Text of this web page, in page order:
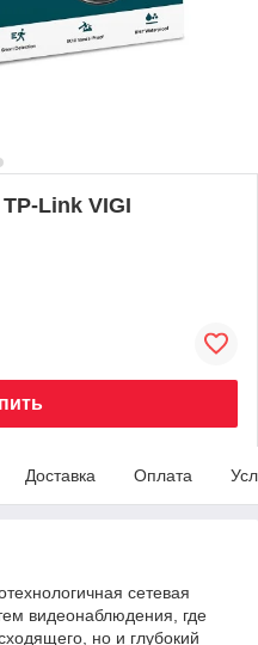
Link VIGI
Доставка Оплата
сетевая
видеонаблюдения, где
но и глубокий